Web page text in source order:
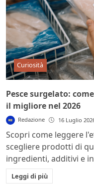
Curiosità
Pesce surgelato:
il migliore nel 2026
Redazione 16 Luglio
Scopri come leggere
scegliere prodotti di
ingredienti, additivi e
Leggi di più